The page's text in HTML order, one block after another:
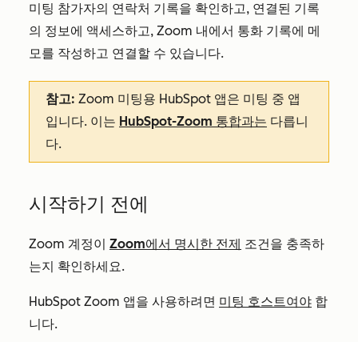
미팅 참가자의 연락처 기록을 확인하고, 연결된 기록
의 정보에 액세스하고, Zoom 내에서 통화 기록에 메
모를 작성하고 연결할 수 있습니다.
참고: Zoom 미팅용 HubSpot 앱은 미팅 중 앱
입니다. 이는 HubSpot-Zoom 통합과는 다릅니
다.
시작하기 전에
Zoom 계정이 Zoom에서 명시한 전제 조건을 충족하
는지 확인하세요.
HubSpot Zoom 앱을 사용하려면 미팅 호스트여야 합
니다.